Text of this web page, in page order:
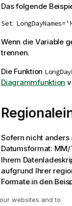
Das folgende
Set
Wenn die Variable
trennen.
Die Funktion
Diagrammfunktion
Sofern nicht
Datumsformat:
Ihrem
aufgrund Ihrer
Formate in den
die Formate in
finden Sie unter
websites and to